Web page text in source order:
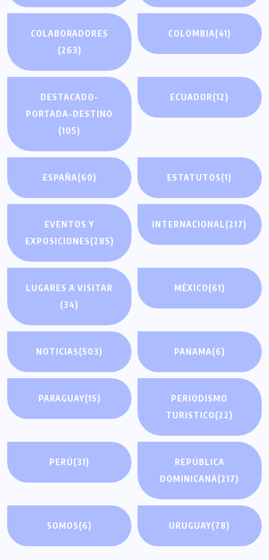
COLABORADORES
(263)
COLOMBIA(41)
DESTACADO-
PORTADA-DESTINO
(105)
ECUADOR(12)
ESPAÑA(60) ESTATUTOS(1)
EVENTOS Y
EXPOSICIONES(285)
INTERNACIONAL(217)
LUGARES A VISITAR
(34)
MÉXICO(61)
NOTICIAS(503) PANAMA(6)
PARAGUAY(15)
PERIODISMO
TURISTICO(22)
PERÚ(31)
REPÚBLICA
DOMINICANA(217)
SOMOS(6) URUGUAY(78)